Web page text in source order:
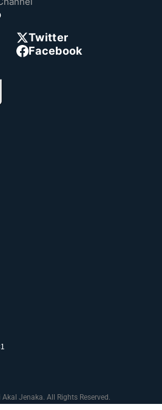
Twitter
Facebook
Jenaka. All Rights Reserved.